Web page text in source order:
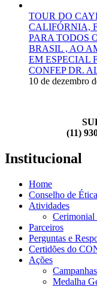
TOUR DO
CALIFÓRNIA,
PARA TODOS
BRASIL , AO
EM ESPECIAL
CONFEP DR.
10 de dezembro
(11)
Institucional
Home
Conselho de Ética
Atividades
Cerimonial
Parceiros
Perguntas e
Certidões do
Ações
Medalha